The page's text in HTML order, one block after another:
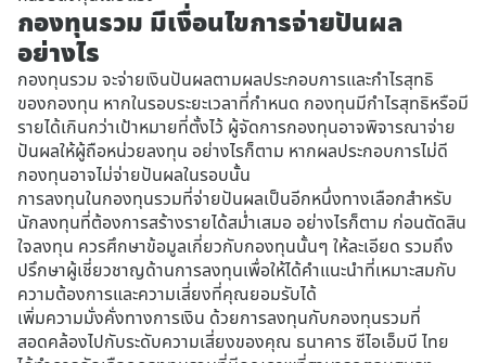
กองทุนรวม มีเงื่อนไขการจ่ายปันผล
อย่างไร
กองทุนรวม จะจ่ายเงินปันผลตามผลประกอบการและกำไรสุทธิ
ของกองทุน หากในรอบระยะเวลาที่กำหนด กองทุนมีกำไรสุทธิหรือมี
รายได้เกินกว่าเป้าหมายที่ตั้งไว้ ผู้จัดการกองทุนอาจพิจารณาจ่าย
ปันผลให้ผู้ถือหน่วยลงทุน อย่างไรก็ตาม หากผลประกอบการไม่ดี
กองทุนอาจไม่จ่ายปันผลในรอบนั้น
การลงทุนในกองทุนรวมที่จ่ายปันผลเป็นอีกหนึ่งทางเลือกสำหรับ
นักลงทุนที่ต้องการสร้างรายได้สม่ำเสมอ อย่างไรก็ตาม ก่อนตัดสิน
ใจลงทุน ควรศึกษาข้อมูลเกี่ยวกับกองทุนนั้นๆ ให้ละเอียด รวมถึง
ปรึกษาผู้เชี่ยวชาญด้านการลงทุนเพื่อให้ได้คำแนะนำที่เหมาะสมกับ
ความต้องการและความเสี่ยงที่คุณยอมรับได้
เพิ่มความมั่งคั่งทางการเงิน ด้วยการลงทุนกับกองทุนรวมที่
สอดคล้องไปกับระดับความเสี่ยงของคุณ ธนาคาร ซีไอเอ็มบี ไทย